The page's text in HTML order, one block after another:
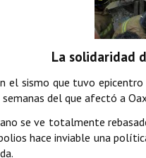
La solidaridad
el sismo que tuvo
del que afectó a
se ve totalmente
hace inviable una